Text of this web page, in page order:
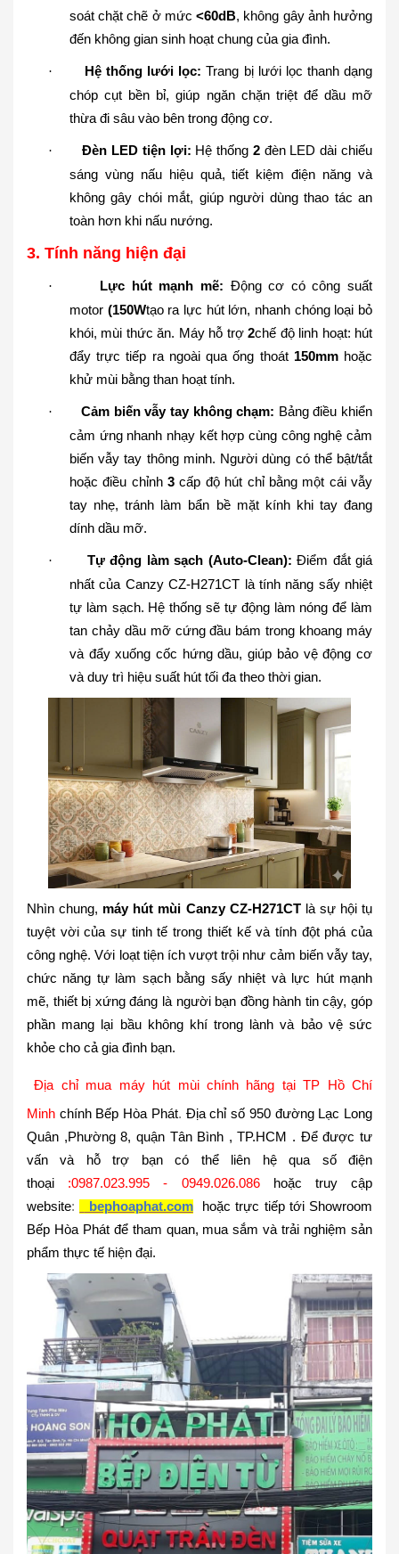
soát chặt chẽ ở mức <60dB, không gây ảnh hưởng
đến không gian sinh hoạt chung của gia đình.
· Hệ thống lưới lọc: Trang bị lưới lọc thanh dạng
chóp cụt bền bỉ, giúp ngăn chặn triệt để dầu mỡ
thừa đi sâu vào bên trong động cơ.
· Đèn LED tiện lợi: Hệ thống 2 đèn LED dài chiếu
sáng vùng nấu hiệu quả, tiết kiệm điện năng và
không gây chói mắt, giúp người dùng thao tác an
toàn hơn khi nấu nướng.
3. Tính năng hiện đại
· Lực hút mạnh mẽ: Động cơ có công suất
motor (150Wtạo ra lực hút lớn, nhanh chóng loại bỏ
khói, mùi thức ăn. Máy hỗ trợ 2chế độ linh hoạt: hút
đẩy trực tiếp ra ngoài qua ống thoát 150mm hoặc
khử mùi bằng than hoạt tính.
· Cảm biến vẫy tay không chạm: Bảng điều khiển
cảm ứng nhanh nhạy kết hợp cùng công nghệ cảm
biến vẫy tay thông minh. Người dùng có thể bật/tắt
hoặc điều chỉnh 3 cấp độ hút chỉ bằng một cái vẫy
tay nhẹ, tránh làm bẩn bề mặt kính khi tay đang
dính dầu mỡ.
· Tự động làm sạch (Auto-Clean): Điểm đắt giá
nhất của Canzy CZ-H271CT là tính năng sấy nhiệt
tự làm sạch. Hệ thống sẽ tự động làm nóng để làm
tan chảy dầu mỡ cứng đầu bám trong khoang máy
và đẩy xuống cốc hứng dầu, giúp bảo vệ động cơ
và duy trì hiệu suất hút tối đa theo thời gian.
Nhìn chung, máy hút mùi Canzy CZ-H271CT là sự hội tụ
tuyệt vời của sự tinh tế trong thiết kế và tính đột phá của
công nghệ. Với loạt tiện ích vượt trội như cảm biến vẫy tay,
chức năng tự làm sạch bằng sấy nhiệt và lực hút mạnh
mẽ, thiết bị xứng đáng là người bạn đồng hành tin cậy, góp
phần mang lại bầu không khí trong lành và bảo vệ sức
khỏe cho cả gia đình bạn.
Địa chỉ mua máy hút mùi chính hãng tại TP Hồ Chí
Minh chính Bếp Hòa Phát. Địa chỉsố 950 đường Lạc Long
Quân ,Phường 8, quận Tân Bình , TP.HCM . Để được tư
vấn và hỗ trợ bạn có thể liên hệ qua số điện
thoại :0987.023.995 - 0949.026.086
hoặc truy cập
website: bephoaphat.com
hoặc trực tiếp tới Showroom
Bếp Hòa Phát để tham quan, mua sắm và trải nghiệm sản
phẩm thực tế hiện đại.